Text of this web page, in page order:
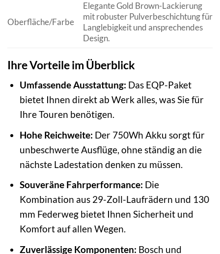
Oberfläche/Farbe
Elegante Gold Brown-Lackierung
mit robuster Pulverbeschichtung für
Langlebigkeit und ansprechendes
Design.
Ihre Vorteile im Überblick
Umfassende Ausstattung: Das EQP-Paket
bietet Ihnen direkt ab Werk alles, was Sie für
Ihre Touren benötigen.
Hohe Reichweite: Der 750Wh Akku sorgt für
unbeschwerte Ausflüge, ohne ständig an die
nächste Ladestation denken zu müssen.
Souveräne Fahrperformance: Die
Kombination aus 29-Zoll-Laufrädern und 130
mm Federweg bietet Ihnen Sicherheit und
Komfort auf allen Wegen.
Zuverlässige Komponenten: Bosch und